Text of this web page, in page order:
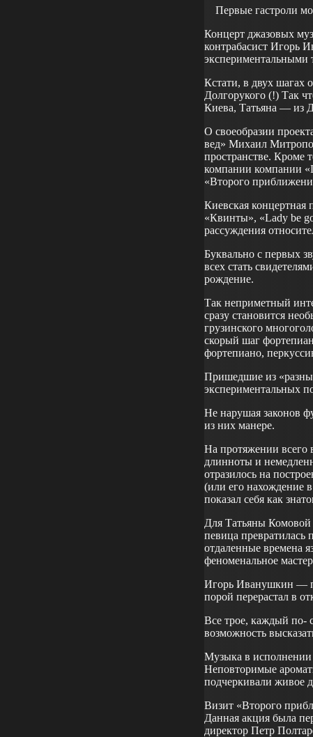
Первые гастроли
Концерт джазовых
контрабасист Игорь
экспериментальными
Кстати, в двух шагах
Долгорукого (!) Так
Киева, Татьяна — из
О своеобразии
вед» Михаил
пространстве. Кроме
компании компании
«Второго
Киевская концертная
«Квинты», «Lady be
рассуждения
Буквально с первых
всех стать
рождение.
Так неприметный
сразу становится
грузинского
скорый шаг
фортепиано,
Пришедшие из
экспериментальных
Не нарушая законов
из них манере.
На протяжении всего
длинноты и
отразилось на
(или его нахождение
показал себя как
Для Татьяны Комовой
певица превратилась
отдаленные времена
феноменальное
Игорь Иванушкин —
порой перерастал в
Все трое, каждый по-
возможность
Музыка в исполнении
Неповторимые
подчеркивали живое
Визит «Второго
Данная акция была
директор Петр